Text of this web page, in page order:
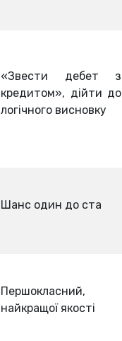
«Звести дебет з
кредитом», дійти до
логічного висновку
Шанс один до ста
Першокласний,
найкращої якості